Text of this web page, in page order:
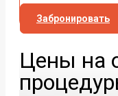
Забронировать
Цены на